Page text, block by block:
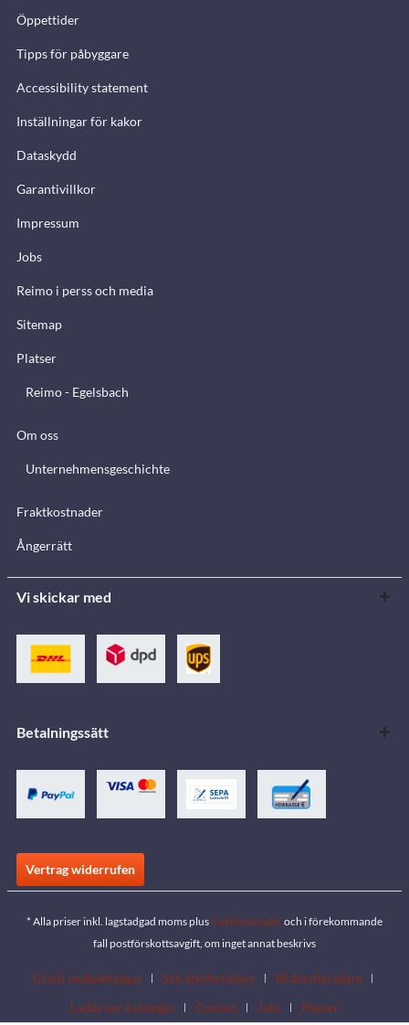
Öppettider
Tipps för påbyggare
Accessibility statement
Inställningar för kakor
Dataskydd
Garantivillkor
Impressum
Jobs
Reimo i perss och media
Sitemap
Platser
Reimo - Egelsbach
Om oss
Unternehmensgeschichte
Fraktkostnader
Ångerrätt
Vi skickar med
Betalningssätt
Vertrag widerrufen
* Alla priser inkl. lagstadgad moms plusfraktkostnaderoch i förekommande
fall postförskottsavgift, om inget annat beskrivs
Gratis nedladdningar Sök återförsäljare
Bli återförsäljare
Ladda ner kataloger
Contact Jobs Platser